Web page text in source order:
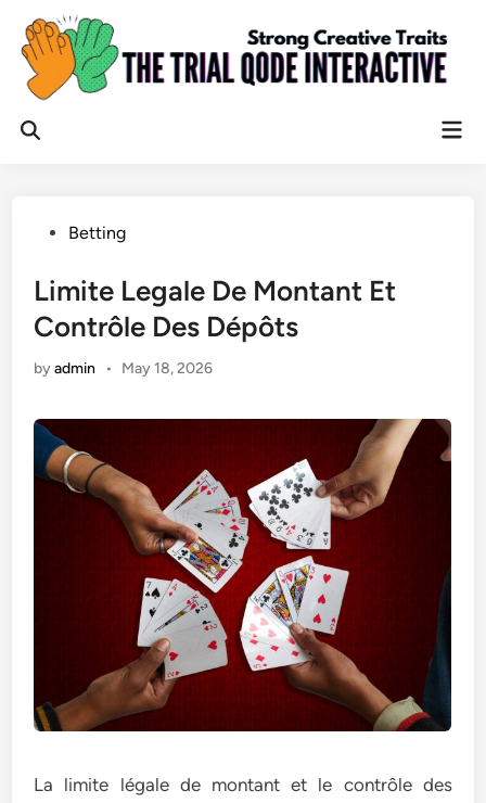
content
Open
PostedBetting
Limite Legale De Montant Et
Contrôle Des Dépôts
byadmin • May 18, 2026
La limite légale de montant et le contrôle des